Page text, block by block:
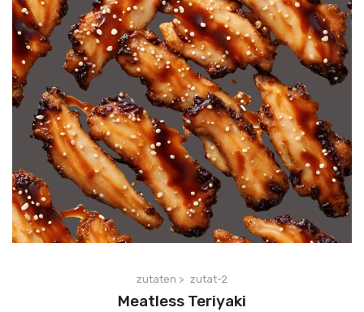
zutaten > zutat-2
Meatless Teriyaki